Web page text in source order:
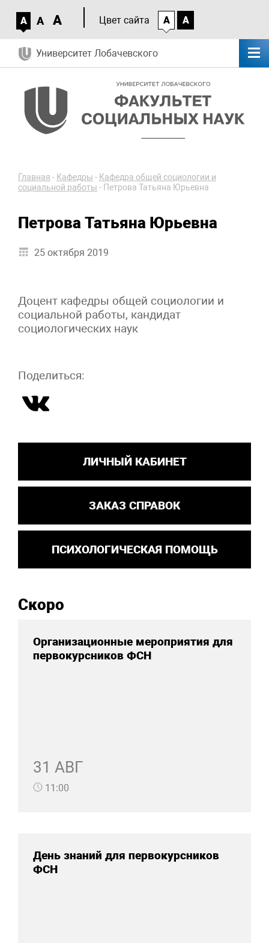
A A A Цвет сайта A A
Университет Лобачевского
Главная - Кафедры - Кафедра общей социологии и
социальной работы - Петрова Татьяна Юрьевна
Петрова Татьяна Юрьевна
25 октября 2019
Доцент кафедры общей социологии и
социальной работы, кандидат
социологических наук
Поделиться:
ЛИЧНЫЙ КАБИНЕТ
ЗАКАЗ СПРАВОК
ПСИХОЛОГИЧЕСКАЯ ПОМОЩЬ
Скоро
Организационные мероприятия для
первокурсников ФСН
31 АВГ
11:00
День знаний для первокурсников
ФСН